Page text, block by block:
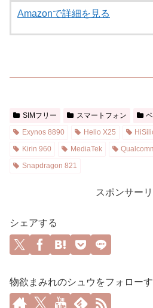
Amazonで詳細を見る
SIMフリー スマートフォン
Exynos 8890
Helio X25
Kirin 960
MediaTek
Snapdragon 821
スポンサー
シェアする
物欲まみれのシュウをフォロー